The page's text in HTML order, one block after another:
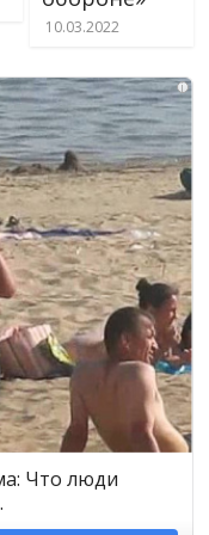
10.03.2022
i
Что люди